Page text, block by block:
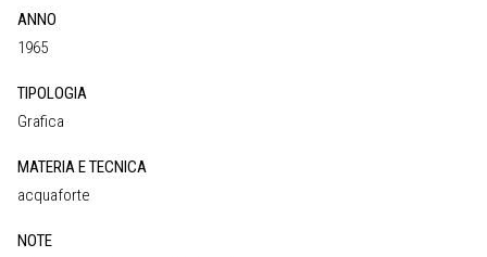
ANNO
1965
TIPOLOGIA
Grafica
MATERIA E TECNICA
acquaforte
NOTE